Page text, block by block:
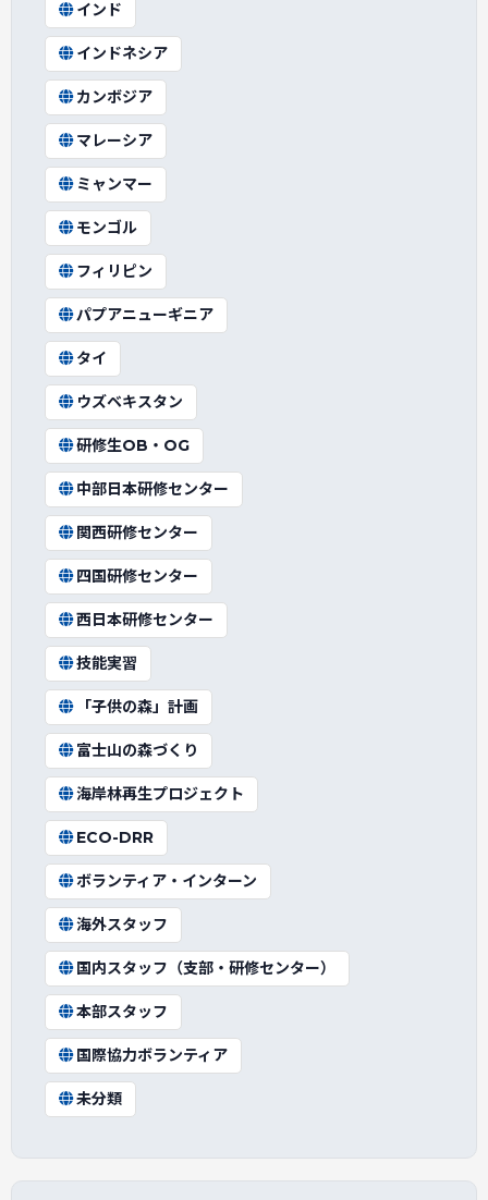
インド
インドネシア
カンボジア
マレーシア
ミャンマー
モンゴル
フィリピン
パプアニューギニア
タイ
ウズベキスタン
研修生OB・OG
中部日本研修センター
関西研修センター
四国研修センター
西日本研修センター
技能実習
「子供の森」計画
富士山の森づくり
海岸林再生プロジェクト
ECO-DRR
ボランティア・インターン
海外スタッフ
国内スタッフ（支部・研修センター）
本部スタッフ
国際協力ボランティア
未分類